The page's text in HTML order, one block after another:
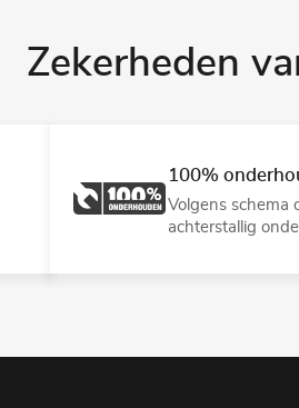
Zekerheden
100%
Volgens schema
achterstallig